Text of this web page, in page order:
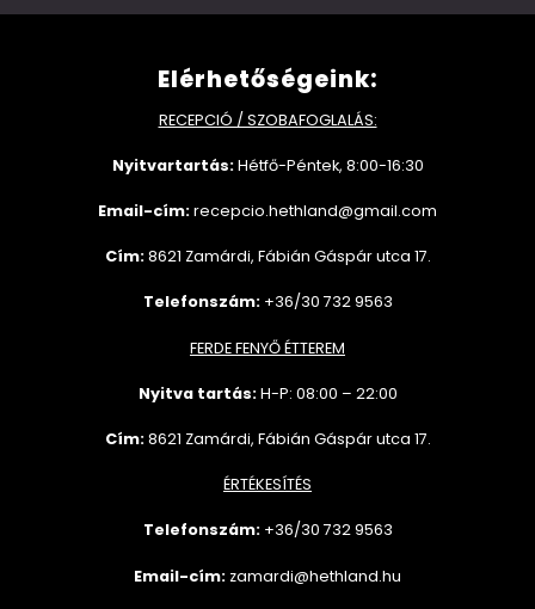
Elérhetőségeink:
RECEPCIÓ / SZOBAFOGLALÁS:
Nyitvartartás:Hétfő-Péntek, 8:00-16:30
Email-cím:recepcio.hethland@gmail.com
Cím:8621 Zamárdi, Fábián Gáspár utca 17.
Telefonszám: +36/30 732 9563
FERDE FENYŐ ÉTTEREM
Nyitva tartás:H-P: 08:00 – 22:00
Cím:8621 Zamárdi, Fábián Gáspár utca 17.
ÉRTÉKESÍTÉS
Telefonszám: +36/30 7329563
Email-cím: zamardi@hethland.hu